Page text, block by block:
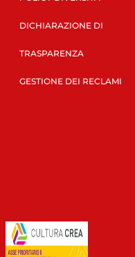
DICHIARAZIONE DI
TRASPARENZA
GESTIONE DEI RECLAMI